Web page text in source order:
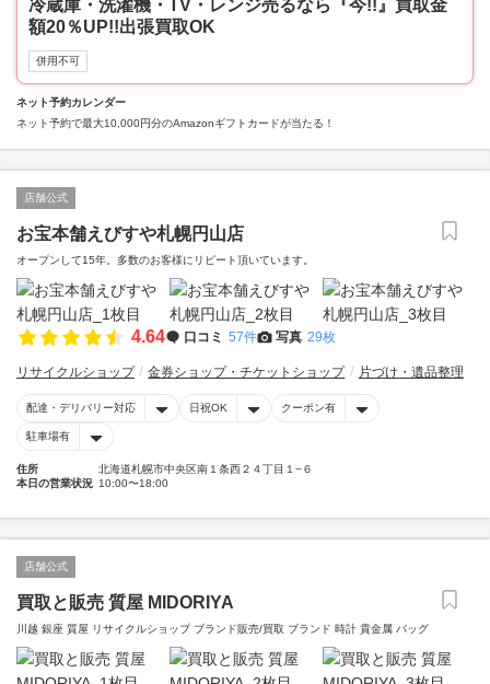
冷蔵庫・洗濯機・TV・レンジ売るなら『今!!』買取金
額20％UP!!出張買取OK
併用不可
ネット予約カレンダー
ネット予約で最大10,000円分のAmazonギフトカードが当たる！
店舗公式
お宝本舗えびすや札幌円山店
オープンして15年。多数のお客様にリピート頂いています。
4.64 口コミ 57件 写真 29枚
リサイクルショップ 金券ショップ・チケットショップ 片づけ・遺品整理
配達・デリバリー対応 日祝OK クーポン有
駐車場有
住所
北海道札幌市中央区南１条西２４丁目１−６
本日の営業状況 10:00〜18:00
店舗公式
買取と販売 質屋 MIDORIYA
川越 銀座 質屋 リサイクルショップ ブランド販売/買取 ブランド 時計 貴金属 バッグ